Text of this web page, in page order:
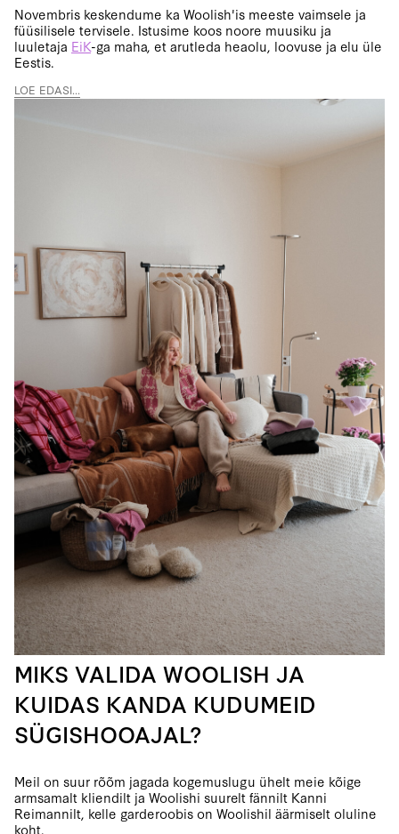
Novembris keskendume ka Woolish'is meeste vaimsele ja
füüsilisele tervisele. Istusime koos noore muusiku ja
luuletaja EiK-ga maha, et arutleda heaolu, loovuse ja elu üle
Eestis.
LOE EDASI...
MIKS VALIDA WOOLISH JA
KUIDAS KANDA KUDUMEID
SÜGISHOOAJAL?
Meil on suur rõõm jagada kogemuslugu ühelt meie kõige
armsamalt kliendilt ja Woolishi suurelt fännilt Kanni
Reimannilt, kelle garderoobis on Woolishil äärmiselt oluline
koht.